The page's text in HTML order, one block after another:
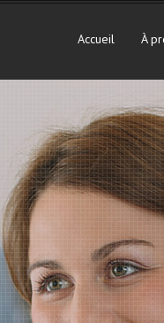
Accueil À